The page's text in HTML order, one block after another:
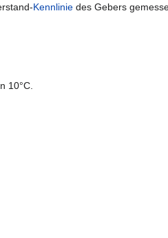
Kennlinie des Gebers
10°C.